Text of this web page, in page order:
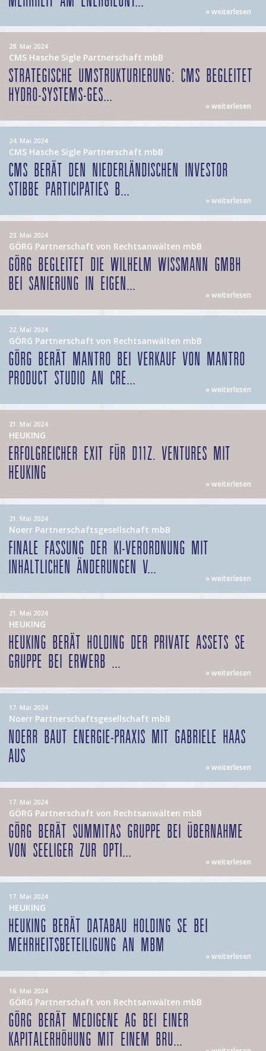
» weiterlesen
28. Mai 2024
CMS Hasche Sigle Partnerschaft mbB
STRATEGISCHE UMSTRUKTURIERUNG: CMS BEGLEITET
HYDRO-SYSTEMS-GES...
» weiterlesen
24. Mai 2024
CMS Hasche Sigle Partnerschaft mbB
CMS BERÄT DEN NIEDERLÄNDISCHEN INVESTOR
STIBBE PARTICIPATIES B...
» weiterlesen
23. Mai 2024
GÖRG Partnerschaft von Rechtsanwälten mbB
GÖRG BEGLEITET DIE WILHELM WISSMANN GMBH B
EI SANIERUNG IN EIGEN...
» weiterlesen
22. Mai 2024
GÖRG Partnerschaft von Rechtsanwälten mbB
GÖRG BERÄT MANTRO BEI VERKAUF VON MANTRO
PRODUCT STUDIO AN CRE...
» weiterlesen
21. Mai 2024
HEUKING
ERFOLGREICHER EXIT FÜR D11Z. VENTURES MIT
HEUKING
» weiterlesen
21. Mai 2024
Noerr Partnerschaftsgesellschaft mbB
FINALE FASSUNG DER KI-VERORDNUNG MIT
INHALTLICHEN ÄNDERUNGEN V...
» weiterlesen
21. Mai 2024
HEUKING
HEUKING BERÄT HOLDING DER PRIVATE ASSETS SE
GRUPPE BEI ERWERB ...
» weiterlesen
17. Mai 2024
Noerr Partnerschaftsgesellschaft mbB
NOERR BAUT ENERGIE-PRAXIS MIT GABRIELE HAAS
AUS
» weiterlesen
17. Mai 2024
GÖRG Partnerschaft von Rechtsanwälten mbB
GÖRG BERÄT SUMMITAS GRUPPE BEI ÜBERNAHME
VON SEELIGER ZUR OPTI...
» weiterlesen
17. Mai 2024
HEUKING
HEUKING BERÄT DATABAU HOLDING SE BEI
MEHRHEITSBETEILIGUNG AN MBM
» weiterlesen
16. Mai 2024
GÖRG Partnerschaft von Rechtsanwälten mbB
GÖRG BERÄT MEDIGENE AG BEI EINER
KAPITALERHÖHUNG MIT EINEM BRU...